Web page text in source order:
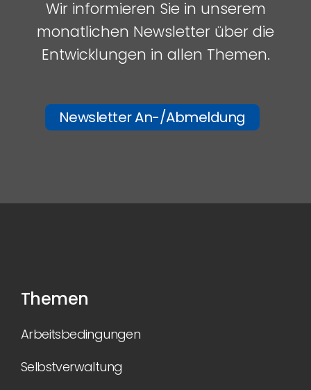
Wir informieren Sie in unserem
monatlichen Newsletter über die
Entwicklungen in allen Themen.
Newsletter An-/Abmeldung
Themen
Arbeitsbedingungen
Selbstverwaltung